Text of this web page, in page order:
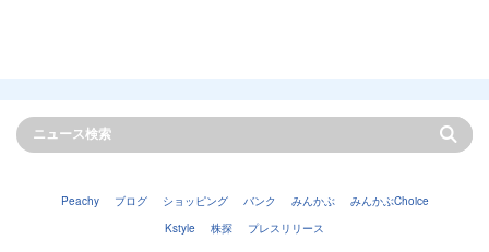
Peachy ブログ ショッピング バンク みんかぶ
みんかぶChoice
Kstyle
株探 プレスリリース